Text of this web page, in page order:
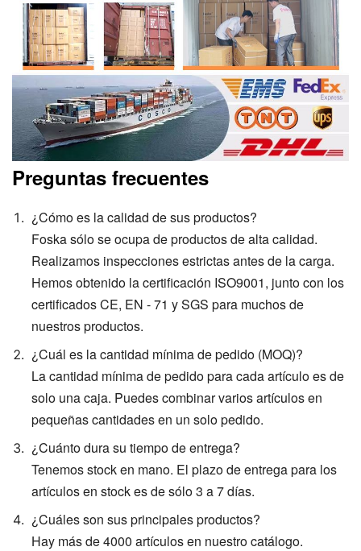
Preguntas frecuentes
¿Cómo es la calidad de sus productos?
Foska sólo se ocupa de productos de alta calidad.
Realizamos inspecciones estrictas antes de la carga.
Hemos obtenido la certificación ISO9001, junto con los
certificados CE, EN - 71 y SGS para muchos de
nuestros productos.
¿Cuál es la cantidad mínima de pedido (MOQ)?
La cantidad mínima de pedido para cada artículo es de
solo una caja. Puedes combinar varios artículos en
pequeñas cantidades en un solo pedido.
¿Cuánto dura su tiempo de entrega?
Tenemos stock en mano. El plazo de entrega para los
artículos en stock es de sólo 3 a 7 días.
¿Cuáles son sus principales productos?
Hay más de 4000 artículos en nuestro catálogo.